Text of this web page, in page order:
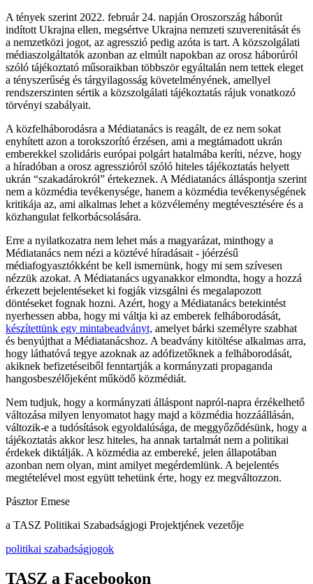
A tények szerint 2022. február 24. napján Oroszország háborút
indított Ukrajna ellen, megsértve Ukrajna nemzeti szuverenitását és
a nemzetközi jogot, az agresszió pedig azóta is tart. A közszolgálati
médiaszolgáltatók azonban az elmúlt napokban az orosz háborúról
szóló tájékoztató műsoraikban többször egyáltalán nem tettek eleget
a tényszerűség és tárgyilagosság követelményének, amellyel
rendszerszinten sértik a közszolgálati tájékoztatás rájuk vonatkozó
törvényi szabályait.
A közfelháborodásra a Médiatanács is reagált, de ez nem sokat
enyhített azon a torokszorító érzésen, ami a megtámadott ukrán
emberekkel szolidáris európai polgárt hatalmába keríti, nézve, hogy
a híradóban a orosz agresszióról szóló hiteles tájékoztatás helyett
ukrán “szakadárokról” értekeznek. A Médiatanács álláspontja szerint
nem a közmédia tevékenysége, hanem a közmédia tevékenységének
kritikája az, ami alkalmas lehet a közvélemény megtévesztésére és a
közhangulat felkorbácsolására.
Erre a nyilatkozatra nem lehet más a magyarázat, minthogy a
Médiatanács nem nézi a köztévé híradásait - jóérzésű
médiafogyasztókként be kell ismernünk, hogy mi sem szívesen
nézzük azokat. A Médiatanács ugyanakkor elmondta, hogy a hozzá
érkezett bejelentéseket ki fogják vizsgálni és megalapozott
döntéseket fognak hozni. Azért, hogy a Médiatanács betekintést
nyerhessen abba, hogy mi váltja ki az emberek felháborodását,
készítettünk egy mintabeadványt, amelyet bárki személyre szabhat
és benyújthat a Médiatanácshoz. A beadvány kitöltése alkalmas arra,
hogy láthatóvá tegye azoknak az adófizetőknek a felháborodását,
akiknek befizetéseiből fenntartják a kormányzati propaganda
hangosbeszélőjeként működő közmédiát.
Nem tudjuk, hogy a kormányzati álláspont napról-napra érzékelhető
változása milyen lenyomatot hagy majd a közmédia hozzáállásán,
változik-e a tudósítások egyoldalúsága, de meggyőződésünk, hogy a
tájékoztatás akkor lesz hiteles, ha annak tartalmát nem a politikai
érdekek diktálják. A közmédia az embereké, jelen állapotában
azonban nem olyan, mint amilyet megérdemlünk. A bejelentés
megtételével most együtt tehetünk érte, hogy ez megváltozzon.
Pásztor Emese
a TASZ Politikai Szabadságjogi Projektjének vezetője
politikai szabadságjogok
TASZ a Facebookon